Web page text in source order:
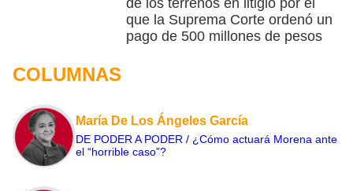
que la Suprema Corte ordenó un
pago de 500 millones de pesos
COLUMNAS
María De Los Ángeles García
DE PODER A PODER / ¿Cómo actuará Morena ante
el “horrible caso”?